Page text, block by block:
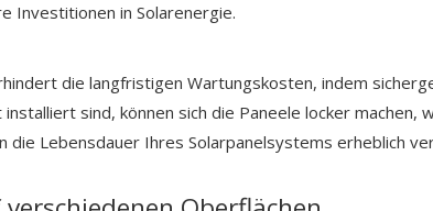
Investitionen in Solarenergie.
die langfristigen Wartungskosten, indem
sind, können sich die Paneele locker
Lebensdauer Ihres Solarpanelsystems erheblich